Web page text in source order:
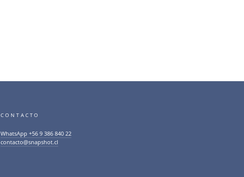
CONTACTO
WhatsApp +56 9 386 840 22
contacto@snapshot.cl